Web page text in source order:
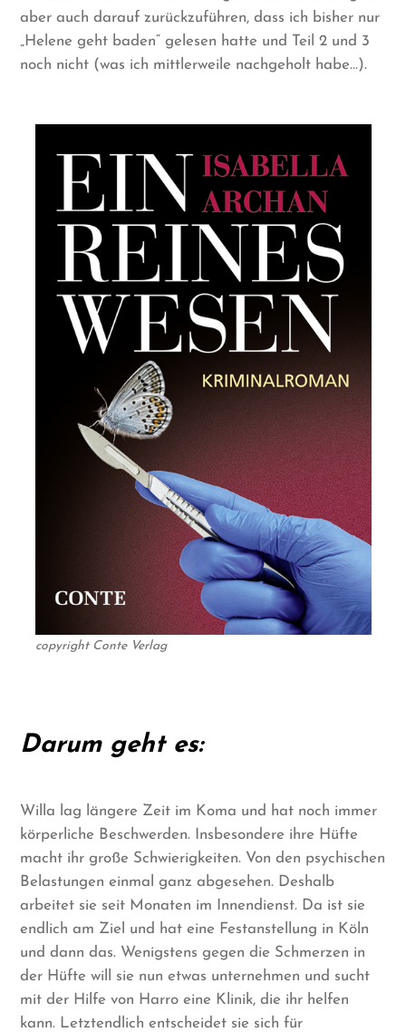
aber auch darauf zurückzuführen, dass ich bisher nur
„Helene geht baden“ gelesen hatte und Teil 2 und 3
noch nicht (was ich mittlerweile nachgeholt habe…).
copyright Conte Verlag
Darum geht es:
Willa lag längere Zeit im Koma und hat noch immer
körperliche Beschwerden. Insbesondere ihre Hüfte
macht ihr große Schwierigkeiten. Von den psychischen
Belastungen einmal ganz abgesehen. Deshalb
arbeitet sie seit Monaten im Innendienst. Da ist sie
endlich am Ziel und hat eine Festanstellung in Köln
und dann das. Wenigstens gegen die Schmerzen in
der Hüfte will sie nun etwas unternehmen und sucht
mit der Hilfe von Harro eine Klinik, die ihr helfen
kann. Letztendlich entscheidet sie sich für